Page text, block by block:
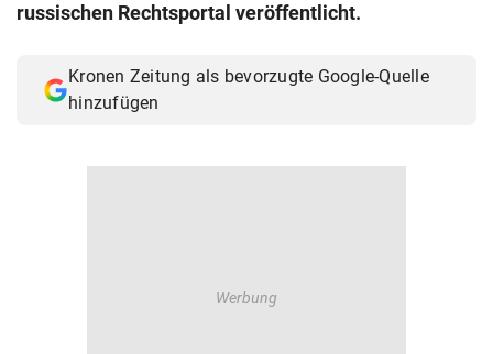
russischen Rechtsportal veröffentlicht.
Kronen Zeitung als bevorzugte Google-Quelle
hinzufügen